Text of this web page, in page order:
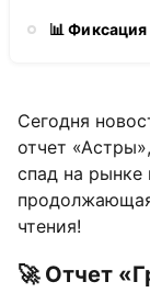
📊
Сегодня
отчет «Астры»
спад на
чтения!
🚀 Отчет